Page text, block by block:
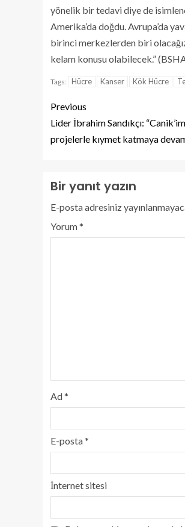
yönelik bir tedavi diye de
Amerika’da doğdu. Avrupa’da
birinci merkezlerden biri
kelam konusu olabilecek.”
Tags: Hücre Kanser Kök Hücre
Previous
Lider İbrahim Sandıkçı:
projelerle kıymet katmaya
Bir yanıt yazın
E-posta adresiniz
Yorum*
Ad*
E-posta*
İnternet sitesi